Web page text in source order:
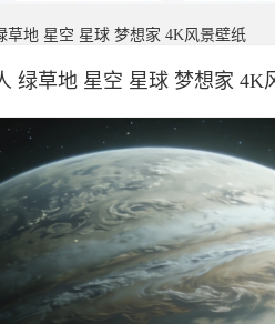
草地 星空 星球 梦想家 4K风景壁纸
绿草地 星空 星球 梦想家 4K